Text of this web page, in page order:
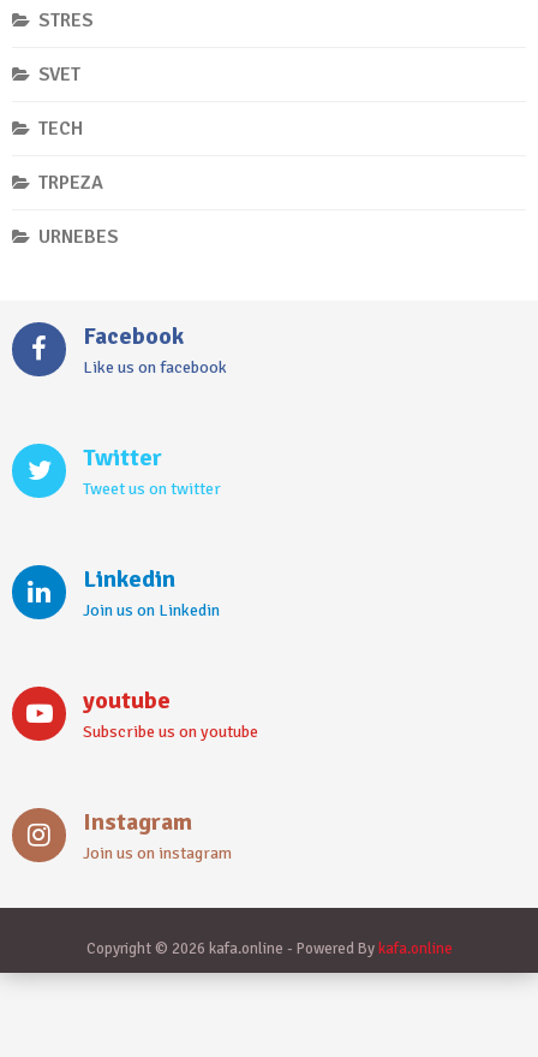
STRES
SVET
TECH
TRPEZA
URNEBES
Facebook
Like us on facebook
Twitter
Tweet us on twitter
Linkedin
Join us on Linkedin
youtube
Subscribe us on youtube
Instagram
Join us on instagram
Copyright © 2026 kafa.online - Powered By kafa.online